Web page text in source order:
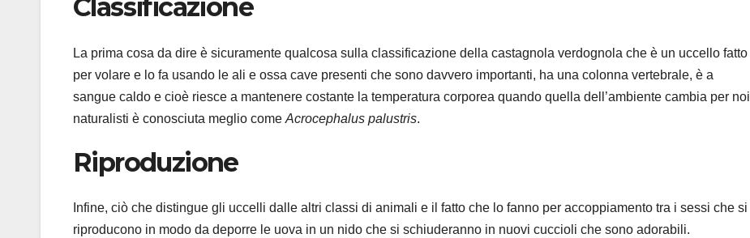
Classificazione
La prima cosa da dire è sicuramente qualcosa sulla classificazione della castagnola verdognola che è un uccello fatto
per volare e lo fa usando le ali e ossa cave presenti che sono davvero importanti, ha una colonna vertebrale, è a
sangue caldo e cioè riesce a mantenere costante la temperatura corporea quando quella dell’ambiente cambia per noi
naturalisti è conosciuta meglio come Acrocephalus palustris.
Riproduzione
Infine, ciò che distingue gli uccelli dalle altri classi di animali e il fatto che lo fanno per accoppiamento tra i sessi che si
riproducono in modo da deporre le uova in un nido che si schiuderanno in nuovi cuccioli che sono adorabili.